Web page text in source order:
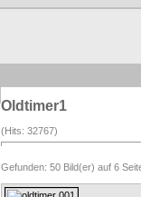
Oldtimer1
(Hits: 32767)
Gefunden: 50 Bild(er) auf 6